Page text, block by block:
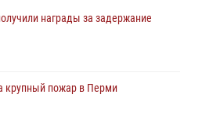
награды за задержание
крупный пожар в Перми